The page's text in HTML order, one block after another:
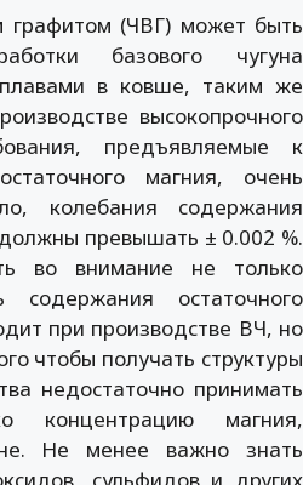
графитом (ЧВГ) может быть
базового чугуна
в ковше, таким же
высокопрочного
предъявляемые к
магния, очень
колебания содержания
превышать ± 0.002 %.
во внимание не только
содержания остаточного
при производстве ВЧ, но
чтобы получать структуры
недостаточно принимать
концентрацию магния,
Не менее важно знать
сульфидов и других